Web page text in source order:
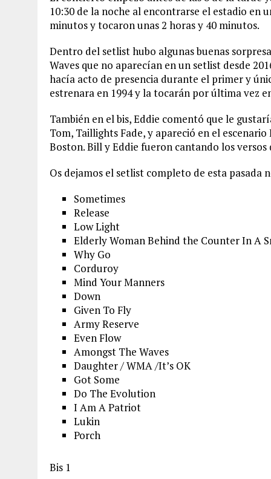
10:30 de la noche al encontrarse el estadio en
minutos y tocaron unas 2 horas y 40 minutos.
Dentro del setlist hubo algunas buenas
Waves que no aparecían en un setlist desde
hacía acto de presencia durante el primer y
estrenara en 1994 y la tocarán por última vez
También en el bis, Eddie comentó que le
Tom, Taillights Fade, y apareció en el
Boston. Bill y Eddie fueron cantando los
Os dejamos el setlist completo de esta pasada
Sometimes
Release
Low Light
Elderly Woman Behind the Counter In A
Why Go
Corduroy
Mind Your Manners
Down
Given To Fly
Army Reserve
Even Flow
Amongst The Waves
Daughter / WMA /It’s OK
Got Some
Do The Evolution
I Am A Patriot
Lukin
Porch
Bis 1